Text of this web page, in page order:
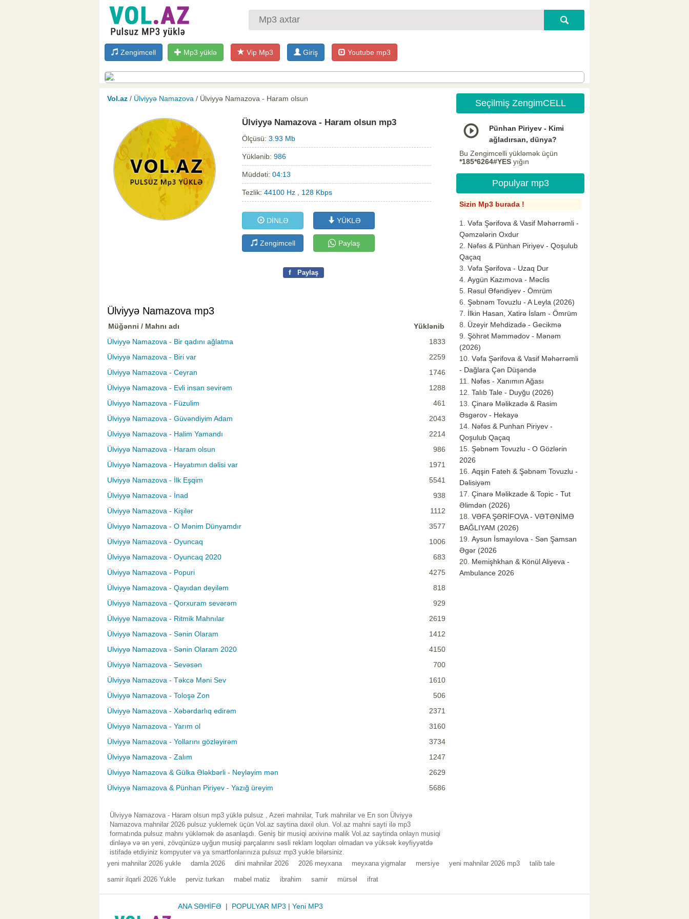
Zengimcell Mp3 yüklə Vip Mp3 Giriş Youtube mp3
Vol.az / Ülviyyə Namazova / Ülviyyə Namazova - Haram olsun
Ülviyyə Namazova - Haram olsun mp3
Ölçüsü: 3.93 Mb
Yüklənib: 986
Müddəti: 04:13
Tezlik: 44100 Hz , 128 Kbps
DİNLƏ YÜKLƏ
Zengimcell Paylaş
f Paylaş
Ülviyyə Namazova mp3
Müğənni / Mahnı adı
Yüklənib
Ülviyyə Namazova - Bir qadını ağlatma
1833
Ülviyyə Namazova - Biri var
2259
Ülviyyə Namazova - Ceyran
1746
Ülviyyə Namazova - Evli insan sevirəm
1288
Ülviyyə Namazova - Füzulim
461
Ülviyyə Namazova - Güvəndiyim Adam
2043
Ülviyyə Namazova - Halim Yamandı
2214
Ülviyyə Namazova - Haram olsun
986
Ülviyyə Namazova - Həyatımın dəlisi var
1971
Ulviyyə Namazova - İlk Eşqim
5541
Ülviyyə Namazova - İnad
938
Ülviyyə Namazova - Kişilər
1112
Ülviyyə Namazova - O Mənim Dünyamdır
3577
Ülviyyə Namazova - Oyuncaq
1006
Ülviyyə Namazova - Oyuncaq 2020
683
Ülviyyə Namazova - Popuri
4275
Ülviyyə Namazova - Qayıdan deyiləm
818
Ülviyyə Namazova - Qorxuram sevərəm
929
Ülviyye Namazova - Ritmik Mahnılar
2619
Ülviyyə Namazova - Sənin Olaram
1412
Ulviyyə Namazova - Sənin Olaram 2020
4150
Ülviyyə Namazova - Sevəsən
700
Ülviyyə Namazova - Təkcə Məni Sev
1610
Ülviyyə Namazova - Toloşə Zon
506
Ülviyyə Namazova - Xəbərdarlıq edirəm
2371
Ülviyyə Namazova - Yarım ol
3160
Ülviyyə Namazova - Yollarını gözləyirəm
3734
Ülviyyə Namazova - Zalım
1247
Ülviyyə Namazova & Gülka Ələkbərli - Neyləyim mən
2629
Ülviyyə Namazova & Pünhan Piriyev - Yazığ üreyim
5686
Ülviyyə Namazova - Haram olsun mp3 yüklə pulsuz , Azeri mahnilar, Turk mahnilar ve En son Ülviyyə
Namazova mahnilar 2026 pulsuz yuklemek üçün Vol.az saytina daxil olun. Vol.az mahni sayti ilə mp3
formatında pulsuz mahnı yükləmək də asanlaşdı. Geniş bir musiqi arxivinə malik Vol.az saytinda onlayn musiqi
dinləyə və ən yeni, zövqünüzə uyğun musiqi parçalarını səsli reklam loqoları olmadan və yüksək keyfiyyətdə
istifadə etdiyiniz kompyuter və ya smartfonlarınıza pulsuz mp3 yukle bilərsiniz.
Seçilmiş ZengimCELL
Pünhan Piriyev - Kimi
ağladırsan, dünya?
Bu Zengimcelli yükləmək üçün
*185*6264#YES yığın
Populyar mp3
Sizin Mp3 burada !
Vəfa Şərifova & Vasif Məhərrəmli -
Qəmzələrin Oxdur
Nəfəs & Pünhan Piriyev - Qoşulub
Qaçaq
Vəfa Şərifova - Uzaq Dur
Aygün Kazımova - Məclis
Rəsul Əfəndiyev - Ömrüm
Şəbnəm Tovuzlu - A Leyla (2026)
İlkin Hasan, Xatirə İslam - Ömrüm
Üzeyir Mehdizadə - Gecikmə
Şöhrət Məmmədov - Mənəm
(2026)
Vəfa Şərifova & Vasif Məhərrəmli
- Dağlara Çən Düşəndə
Nəfəs - Xanımın Ağası
Talıb Tale - Duyğu (2026)
Çinarə Məlikzadə & Rasim
Əsgərov - Hekayə
Nəfəs & Punhan Piriyev -
Qoşulub Qaçaq
Şəbnəm Tovuzlu - O Gözlərin
2026
Aqşin Fateh & Şəbnəm Tovuzlu -
Dəlisiyəm
Çinarə Məlikzade & Topic - Tut
Əlimdən (2026)
VƏFA ŞƏRİFOVA - VƏTƏNİMƏ
BAĞLIYAM (2026)
Aysun İsmayılova - Sən Şamsan
Əgər (2026
Memişhkhan & Könül Aliyeva -
Ambulance 2026
yeni mahnilar 2026 yukle damla 2026 dini mahnilar 2026 2026 meyxana meyxana yigmalar mersiye yeni mahnilar 2026 mp3 talib tale
samir ilqarli 2026 Yukle perviz turkan mabel matiz ibrahim samir mürsəl ifrat
ANA SƏHİFƏ | POPULYAR MP3 | Yeni MP3